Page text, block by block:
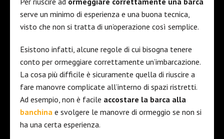
serve un minimo di esperienza e una buona tecnica,
visto che non si tratta di un’operazione così semplice.
Esistono infatti, alcune regole di cui bisogna tenere
conto per ormeggiare correttamente un’imbarcazione.
La cosa più difficile è sicuramente quella di riuscire a
fare manovre complicate all’interno di spazi ristretti.
Ad esempio, non è facile accostare la barca alla
banchina e svolgere le manovre di ormeggio se non si
ha una certa esperienza.